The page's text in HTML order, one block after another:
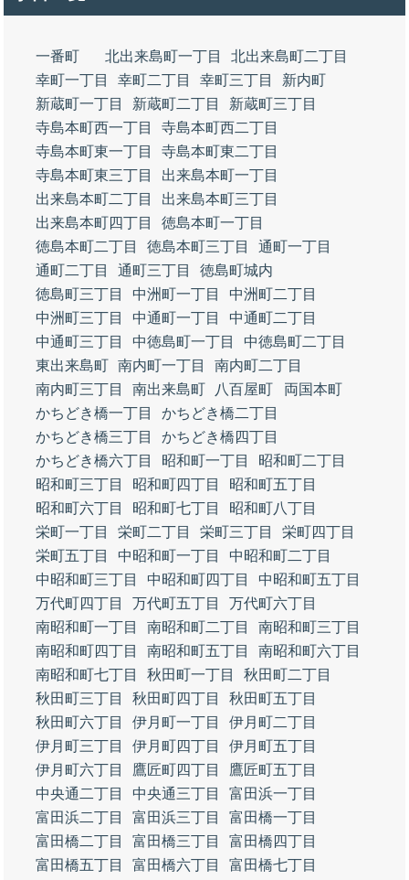
一番町 北出来島町一丁目
北出来島町二丁目
幸町一丁目
幸町二丁目 幸町三丁目
新内町
新蔵町一丁目
新蔵町二丁目
新蔵町三丁目
寺島本町西一丁目
寺島本町西二丁目
寺島本町東一丁目
寺島本町東二丁目
寺島本町東三丁目
出来島本町一丁目
出来島本町二丁目
出来島本町三丁目
出来島本町四丁目
徳島本町一丁目
徳島本町二丁目
徳島本町三丁目
通町一丁目
通町二丁目
通町三丁目
徳島町城内
徳島町三丁目
中洲町一丁目
中洲町二丁目
中洲町三丁目
中通町一丁目
中通町二丁目
中通町三丁目
中徳島町一丁目
中徳島町二丁目
東出来島町 南内町一丁目
南内町二丁目
南内町三丁目
南出来島町 八百屋町
両国本町
かちどき橋一丁目
かちどき橋二丁目
かちどき橋三丁目
かちどき橋四丁目
かちどき橋六丁目
昭和町一丁目
昭和町二丁目
昭和町三丁目
昭和町四丁目
昭和町五丁目
昭和町六丁目
昭和町七丁目
昭和町八丁目
栄町一丁目
栄町二丁目 栄町三丁目
栄町四丁目
栄町五丁目
中昭和町一丁目
中昭和町二丁目
中昭和町三丁目
中昭和町四丁目
中昭和町五丁目
万代町四丁目
万代町五丁目
万代町六丁目
南昭和町一丁目
南昭和町二丁目
南昭和町三丁目
南昭和町四丁目
南昭和町五丁目
南昭和町六丁目
南昭和町七丁目
秋田町一丁目
秋田町二丁目
秋田町三丁目
秋田町四丁目
秋田町五丁目
秋田町六丁目
伊月町一丁目
伊月町二丁目
伊月町三丁目
伊月町四丁目
伊月町五丁目
伊月町六丁目
鷹匠町四丁目
鷹匠町五丁目
中央通二丁目
中央通三丁目
富田浜一丁目
富田浜二丁目
富田浜三丁目
富田橋一丁目
富田橋二丁目
富田橋三丁目
富田橋四丁目
富田橋五丁目
富田橋六丁目
富田橋七丁目